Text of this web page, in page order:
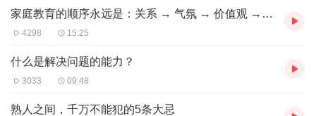
家庭教育的顺序永远是：关系 → 气氛 → 价值观 → 习惯 → 成绩
4298 15:25
什么是解决问题的能力？
3033 09:48
熟人之间，千万不能犯的5条大忌